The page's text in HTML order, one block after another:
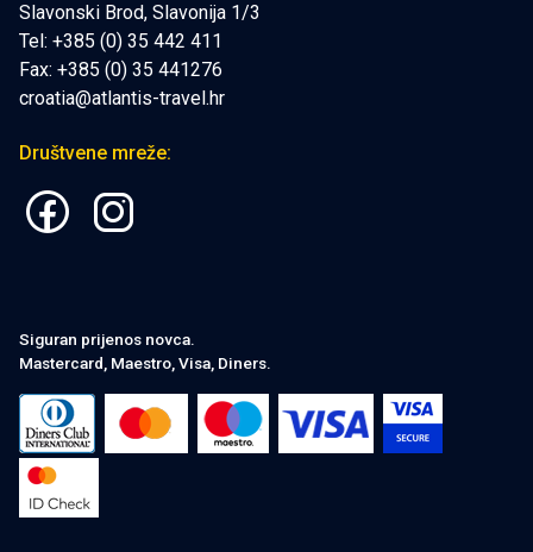
Slavonski Brod, Slavonija 1/3
Tel: +385 (0) 35 442 411
Fax: +385 (0) 35 441276
croatia@atlantis-travel.hr
Društvene mreže:
Siguran prijenos novca.
Mastercard, Maestro, Visa, Diners.